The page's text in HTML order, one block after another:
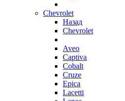
Chevrolet
Назад
Chevrolet
Aveo
Captiva
Cobalt
Cruze
Epica
Lacetti